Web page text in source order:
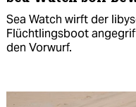
Sea Watch wirft der
Flüchtlingsboot
den Vorwurf.